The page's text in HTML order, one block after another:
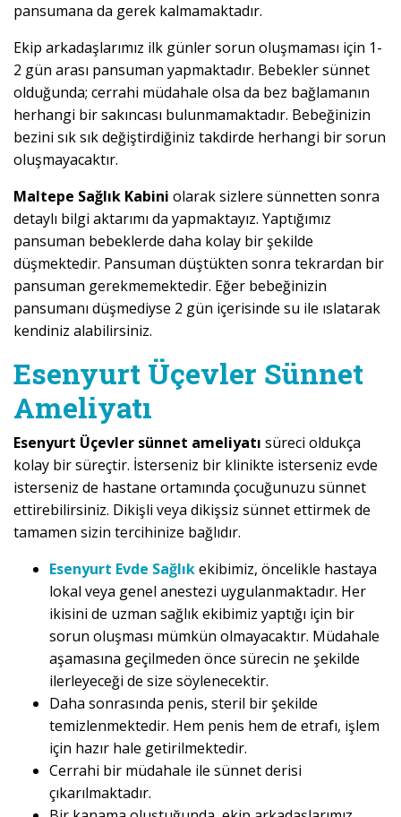
pansumana da gerek kalmamaktadır.
Ekip arkadaşlarımız ilk günler sorun oluşmaması için 1-
2 gün arası pansuman yapmaktadır. Bebekler sünnet
olduğunda; cerrahi müdahale olsa da bez bağlamanın
herhangi bir sakıncası bulunmamaktadır. Bebeğinizin
bezini sık sık değiştirdiğiniz takdirde herhangi bir sorun
oluşmayacaktır.
Maltepe Sağlık Kabini olarak sizlere sünnetten sonra
detaylı bilgi aktarımı da yapmaktayız. Yaptığımız
pansuman bebeklerde daha kolay bir şekilde
düşmektedir. Pansuman düştükten sonra tekrardan bir
pansuman gerekmemektedir. Eğer bebeğinizin
pansumanı düşmediyse 2 gün içerisinde su ile ıslatarak
kendiniz alabilirsiniz.
Esenyurt Üçevler Sünnet
Ameliyatı
Esenyurt Üçevler sünnet ameliyatı süreci oldukça
kolay bir süreçtir. İsterseniz bir klinikte isterseniz evde
isterseniz de hastane ortamında çocuğunuzu sünnet
ettirebilirsiniz. Dikişli veya dikişsiz sünnet ettirmek de
tamamen sizin tercihinize bağlıdır.
Esenyurt Evde Sağlıkekibimiz, öncelikle hastaya
lokal veya genel anestezi uygulanmaktadır. Her
ikisini de uzman sağlık ekibimiz yaptığı için bir
sorun oluşması mümkün olmayacaktır. Müdahale
aşamasına geçilmeden önce sürecin ne şekilde
ilerleyeceği de size söylenecektir.
Daha sonrasında penis, steril bir şekilde
temizlenmektedir. Hem penis hem de etrafı, işlem
için hazır hale getirilmektedir.
Cerrahi bir müdahale ile sünnet derisi
çıkarılmaktadır.